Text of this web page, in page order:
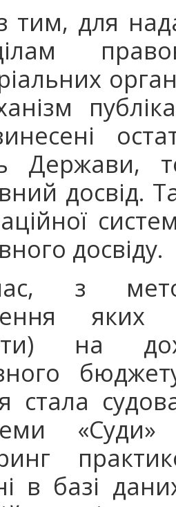
тим, для
Держави,
досвід.
досвіду.
з
на
стала
в базі